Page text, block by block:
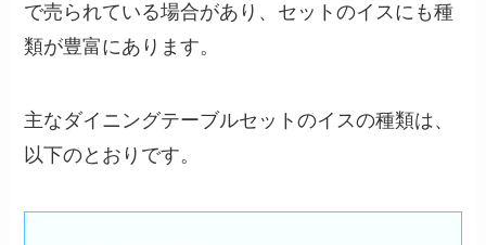
で売られている場合があり、セットのイスにも種
類が豊富にあります。
主なダイニングテーブルセットのイスの種類は、
以下のとおりです。